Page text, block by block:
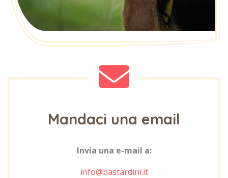
Mandaci una email
Invia una e-mail a:
info@bastardini.it